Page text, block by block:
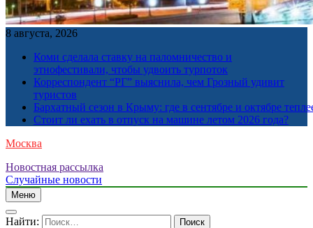
8 августа, 2026
Коми сделала ставку на паломничество и
этнофестивали, чтобы удвоить турпоток
Корреспондент “РГ” выяснила, чем Грозный удивит
туристов
Бархатный сезон в Крыму: где в сентябре и октябре
Стоит ли ехать в отпуск на машине летом 2026 года?
Москва
Новостная рассылка
Случайные новости
Меню
Найти: